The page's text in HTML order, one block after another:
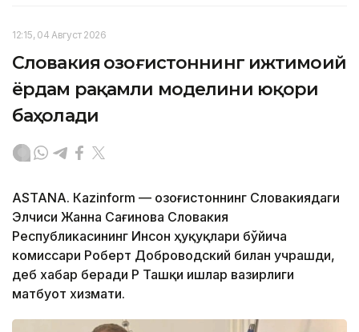
12:15, 04 Август 2026
Словакия Қозоғистоннинг ижтимоий
ёрдам рақамли моделини юқори
баҳолади
ASTANА. Кazinform — Қозоғистоннинг Словакиядаги
Элчиси Жанна Сағинова Словакия
Республикасининг Инсон ҳуқуқлари бўйича
комиссари Роберт Доброводский билан учрашди,
деб хабар беради ҚР Ташқи ишлар вазирлиги
матбуот хизмати.